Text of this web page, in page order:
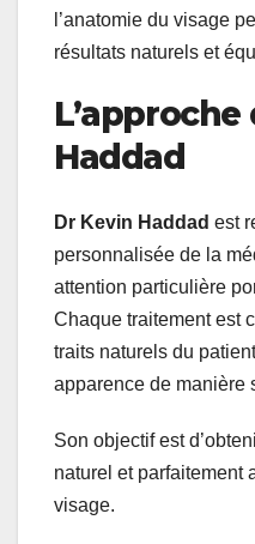
l’anatomie du visage
résultats naturels et
Haddad
Dr Kevin Haddad est
personnalisée de la
attention particulière
Chaque traitement est
traits naturels du
apparence de manière
Son objectif est
naturel et parfaitement
visage.